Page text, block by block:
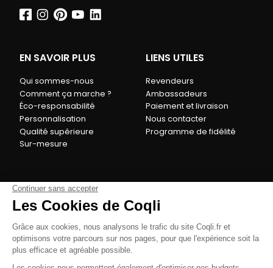
EN SAVOIR PLUS
Qui sommes-nous
Comment ça marche ?
Éco-responsabilité
Personnalisation
Qualité supérieure
Sur-mesure
LIENS UTILES
Revendeurs
Ambassadeurs
Paiement et livraison
Nous contacter
Programme de fidélité
★★ ★★★4.9
Notre site est compatible avec de nombreux modes
de paiement populaires. Le paiement est 100%
sécurisé.